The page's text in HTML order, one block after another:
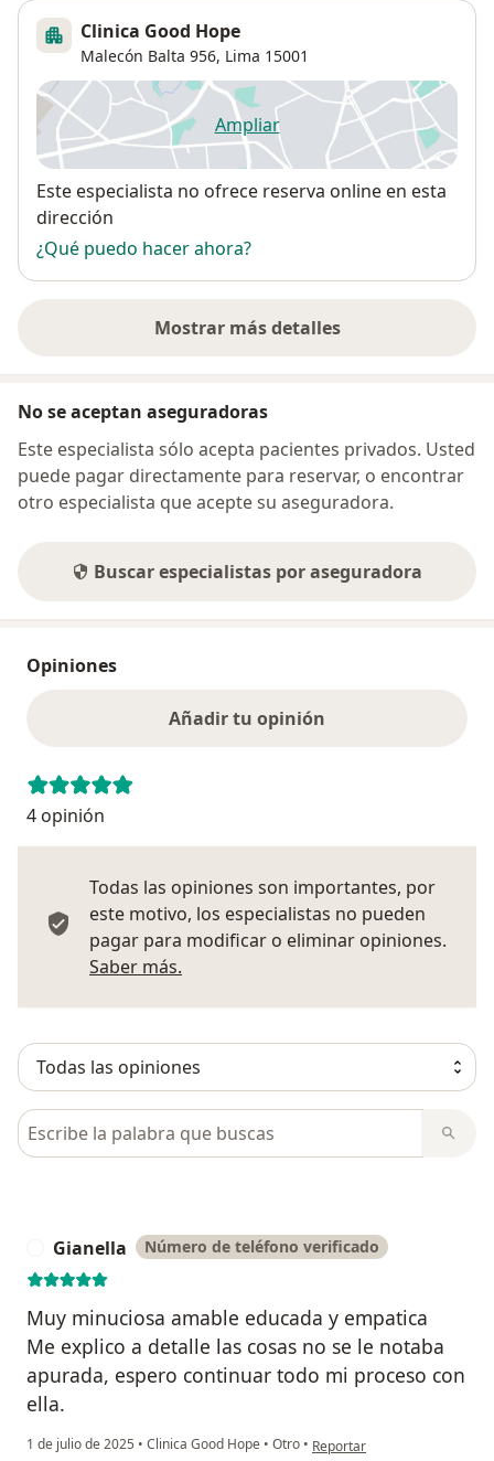
Clinica Good Hope
Malecón Balta 956, Lima 15001
Ampliarse abre en una nueva
Disponibilidad
Este especialista no ofrece reserva online en esta
dirección
¿Qué puedo hacer ahora?
Mostrar más detalles
sobre la dirección
No se aceptan aseguradoras
Este especialista sólo acepta pacientes privados. Usted
puede pagar directamente para reservar, o encontrar
otro especialista que acepte su aseguradora.
Buscar especialistas por aseguradora
Opiniones
Añadir tu opinión
4 opinión
Todas las opiniones son importantes, por
este motivo, los especialistas no pueden
pagar para modificar o eliminar opiniones.
Saber más.
Busca en opiniones
Gianella Número de teléfono verificado
Muy minuciosa amable educada y empatica
Me explico a detalle las cosas no se le notaba
apurada, espero continuar todo mi proceso con
ella.
1 de julio de 2025 • Clinica Good Hope • Otro • en opinión del usuario
Reportar